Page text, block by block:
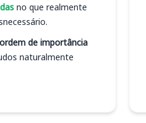
no que realmente
de importância
naturalmente